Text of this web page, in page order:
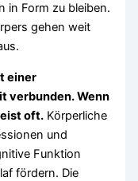
in Form zu bleiben.
gehen weit
einer
verbunden. Wenn
oft. Körperliche
und
Funktion
fördern. Die